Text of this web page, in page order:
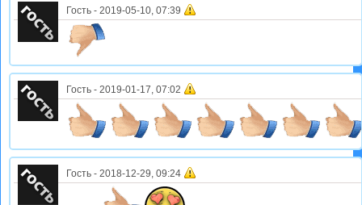
Гость - 2019-05-10, 07:39
Гость - 2019-01-17, 07:02
Гость - 2018-12-29, 09:24